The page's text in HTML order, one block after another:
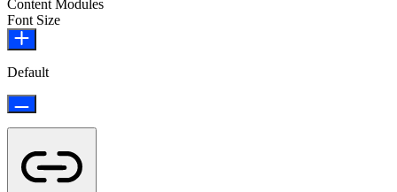
Content Modules
Font Size
Default